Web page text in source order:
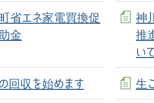
省エネ家電買換促
金
神
推
い
回収を始めます 生